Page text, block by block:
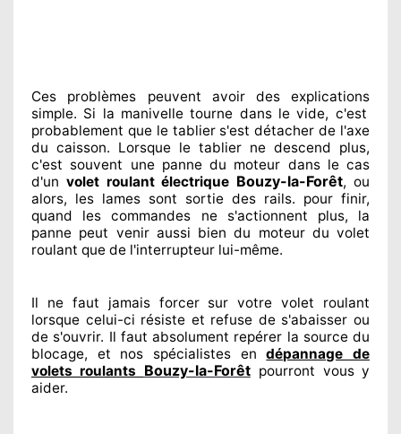
Ces problèmes
peuvent avoir des explications
simple. Si la manivelle tourne dans le vide, c'est
probablement que le tablier s'est détacher de l'axe
du caisson. Lorsque le tablier ne descend plus,
c'est souvent une panne du moteur dans le cas
d'un volet roulant électrique Bouzy-la-Forêt, ou
alors, les lames sont sortie des rails. pour finir,
quand les commandes ne s'actionnent plus, la
panne peut venir aussi bien du moteur du volet
roulant que de l'interrupteur lui-même.
Il ne faut jamais forcer sur votre volet roulant
lorsque celui-ci résiste et refuse de s'abaisser ou
de s'ouvrir. Il faut absolument repérer la sourcedu
blocage, et nos spécialistes endépannage de
volets roulants Bouzy-la-Forêt pourront vous y
aider.